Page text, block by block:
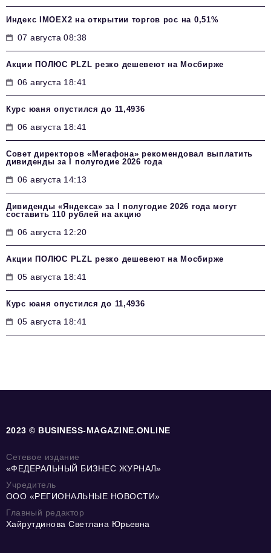
Индекс IMOEX2 на открытии торгов рос на 0,51%
07 августа 08:38
Акции ПОЛЮС PLZL резко дешевеют на Мосбирже
06 августа 18:41
Курс юаня опустился до 11,4936
06 августа 18:41
Совет директоров «Мегафона» рекомендовал выплатить
дивиденды за I полугодие 2026 года
06 августа 14:13
Дивиденды «Яндекса» за I полугодие 2026 года могут
составить 110 рублей на акцию
06 августа 12:20
Акции ПОЛЮС PLZL резко дешевеют на Мосбирже
05 августа 18:41
Курс юаня опустился до 11,4936
05 августа 18:41
2023 © BUSINESS-MAGAZINE.ONLINE
Сетевое издание
«ФЕДЕРАЛЬНЫЙ БИЗНЕС ЖУРНАЛ»
Учредитель
ООО «РЕГИОНАЛЬНЫЕ НОВОСТИ»
Главный редактор
Хайрутдинова Светлана Юрьевна